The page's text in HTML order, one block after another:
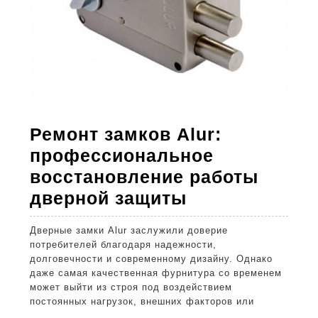
Ремонт замков Alur:
профессиональное
восстановление работы
дверной защиты
замков
Alur:
работы
Дверные замки Alur заслужили доверие
потребителей благодаря надежности,
долговечности и современному дизайну. Однако
даже самая качественная фурнитура со временем
может выйти из строя под воздействием
постоянных нагрузок, внешних факторов или